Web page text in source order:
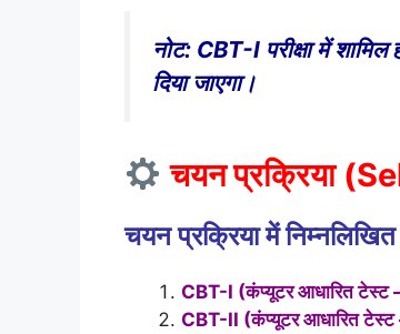
नोट: CBT-I परीक्षा में
दिया जाएगा।
चयन प्रक्रिया
चयन प्रक्रिया में
CBT-I (कंप्यूटर आधारित टेस्ट
CBT-II (कंप्यूटर आधारित टेस्ट